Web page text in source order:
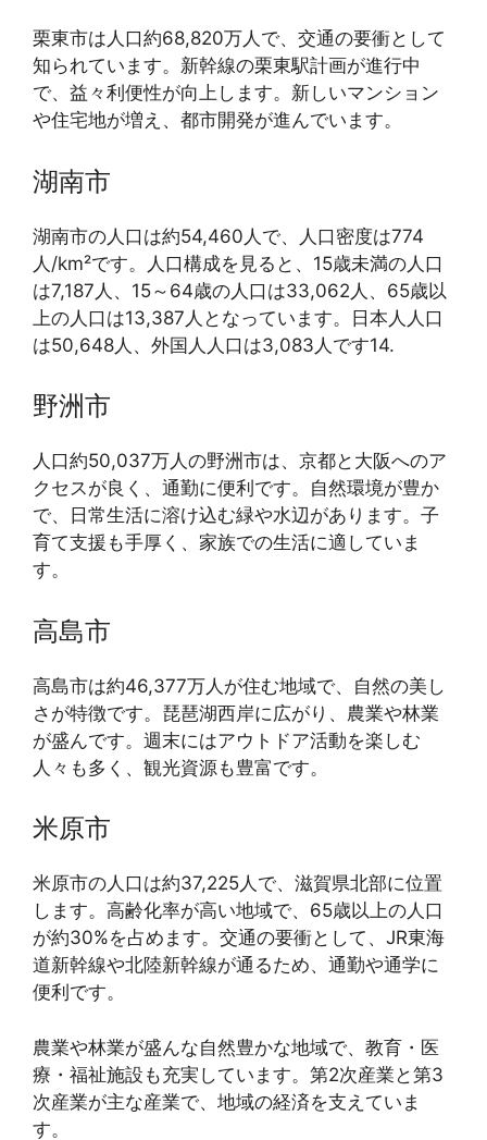
栗東市は人口約68,820万人で、交通の要衝として
知られています。新幹線の栗東駅計画が進行中
で、益々利便性が向上します。新しいマンション
や住宅地が増え、都市開発が進んでいます。
湖南市
湖南市の人口は約54,460人で、人口密度は774
人/km²です。人口構成を見ると、15歳未満の人口
は7,187人、15～64歳の人口は33,062人、65歳以
上の人口は13,387人となっています。日本人人口
は50,648人、外国人人口は3,083人です14.
野洲市
人口約50,037万人の野洲市は、京都と大阪へのア
クセスが良く、通勤に便利です。自然環境が豊か
で、日常生活に溶け込む緑や水辺があります。子
育て支援も手厚く、家族での生活に適していま
す。
高島市
高島市は約46,377万人が住む地域で、自然の美し
さが特徴です。琵琶湖西岸に広がり、農業や林業
が盛んです。週末にはアウトドア活動を楽しむ
人々も多く、観光資源も豊富です。
米原市
米原市の人口は約37,225人で、滋賀県北部に位置
します。高齢化率が高い地域で、65歳以上の人口
が約30%を占めます。交通の要衝として、JR東海
道新幹線や北陸新幹線が通るため、通勤や通学に
便利です。
農業や林業が盛んな自然豊かな地域で、教育・医
療・福祉施設も充実しています。第2次産業と第3
次産業が主な産業で、地域の経済を支えていま
す。